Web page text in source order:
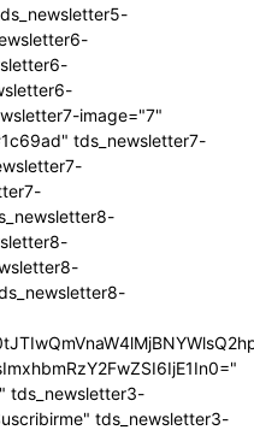
image="7"
tds_newsletter7-
tds_newsletter3-
tds_newsletter3-